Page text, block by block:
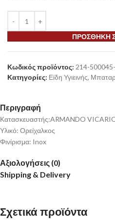
ΠΡΟΣΘΉΚΗ
Κωδικός προϊόντος: 214-
Κατηγορίες: Είδη Υγιεινής,
Περιγραφή
Κατασκευαστής:ARMANDO
Υλικό: Ορείχαλκος
Φινίρισμα: Inox
Αξιολογήσεις (0)
Shipping & Delivery
Σχετικά προϊόντα